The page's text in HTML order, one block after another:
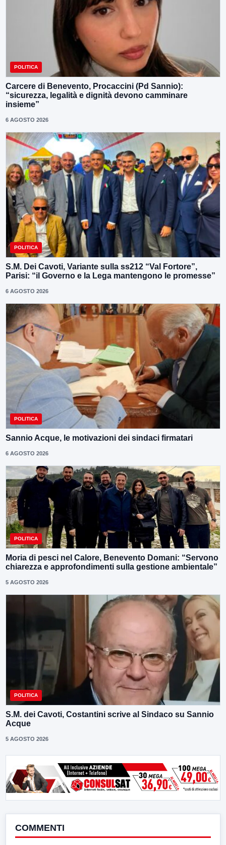
POLITICA
Carcere di Benevento, Procaccini (Pd Sannio):
“sicurezza, legalità e dignità devono camminare
insieme”
6 AGOSTO 2026
POLITICA
S.M. Dei Cavoti, Variante sulla ss212 “Val Fortore”,
Parisi: “il Governo e la Lega mantengono le promesse”
6 AGOSTO 2026
POLITICA
Sannio Acque, le motivazioni dei sindaci firmatari
6 AGOSTO 2026
POLITICA
Moria di pesci nel Calore, Benevento Domani: “Servono
chiarezza e approfondimenti sulla gestione ambientale”
5 AGOSTO 2026
POLITICA
S.M. dei Cavoti, Costantini scrive al Sindaco su Sannio
Acque
5 AGOSTO 2026
COMMENTI